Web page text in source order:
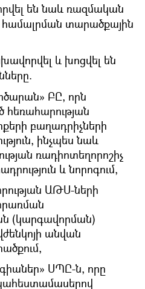
են նաև ռազմական
տարածքային
և խոցվել են
ԲԸ, որն
հեռահարության
բաղադրիչների
ինչպես նաև
ռադիոտեղորոշիչ
և նորոգում,
ԱԹՍ-ների
(կարգավորման)
անվան
ՍՊԸ-ն, որը